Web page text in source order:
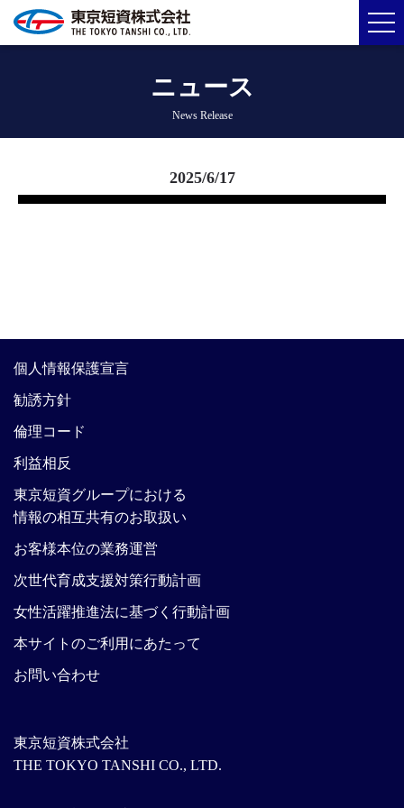
ニュース
News Release
2025/6/17
東京短資株式会社
THE TOKYO TANSHI CO., LTD.
個人情報保護宣言
勧誘方針
倫理コード
利益相反
東京短資グループにおける
情報の相互共有のお取扱い
お客様本位の業務運営
次世代育成支援対策行動計画
女性活躍推進法に基づく行動計画
本サイトのご利用にあたって
お問い合わせ